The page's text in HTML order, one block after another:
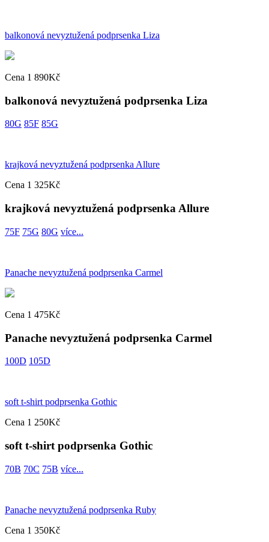
balkonová nevyztužená podprsenka Liza
Cena 1 890Kč
balkonová nevyztužená podprsenka Liza
80G 85F 85G
krajková nevyztužená podprsenka Allure
Cena 1 325Kč
krajková nevyztužená podprsenka Allure
75F 75G 80G více...
Panache nevyztužená podprsenka Carmel
Cena 1 475Kč
Panache nevyztužená podprsenka Carmel
100D 105D
soft t-shirt podprsenka Gothic
Cena 1 250Kč
soft t-shirt podprsenka Gothic
70B 70C 75B více...
Panache nevyztužená podprsenka Ruby
Cena 1 350Kč